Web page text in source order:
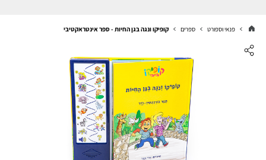
פנאי וספורט ספרים קופיקו ונגה בגן החיות - ספר אינטראקטיבי